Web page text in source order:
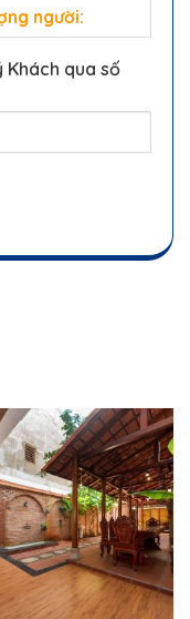
Khách qua số